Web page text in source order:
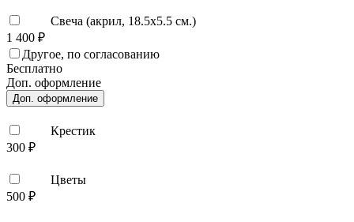
Свеча (акрил, 18.5х5.5 см.)
1 400 ₽
Другое, по согласованию
Бесплатно
Доп. оформление
Доп. оформление
Крестик
300 ₽
Цветы
500 ₽